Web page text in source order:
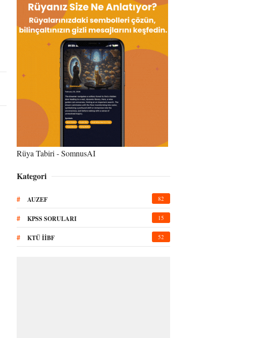
Rüya Tabiri - SomnusAI
Kategori
# AUZEF 82
# KPSS SORULARI 15
# KTÜ İİBF 52